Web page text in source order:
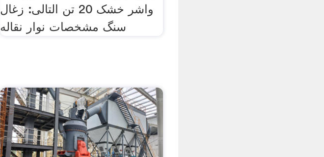
واشر خشک 20 تن التالى: زغال
سنگ مشخصات نوار نقاله